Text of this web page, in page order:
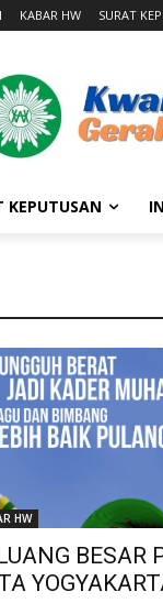
KABAR HW SURAT
KEPUTUSAN
HW
BESAR